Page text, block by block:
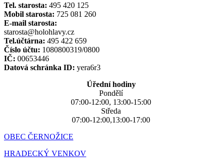
Tel. starosta: 495 420 125
Mobil starosta: 725 081 260
E-mail starosta:
starosta@holohlavy.cz
Tel.účtárna: 495 422 659
Číslo účtu: 1080800319/0800
IČ: 00653446
Datová schránka ID: yera6r3
Úřední hodiny
Pondělí
07:00-12:00, 13:00-15:00
Středa
07:00-12:00,13:00-17:00
OBEC ČERNOŽICE
HRADECKÝ VENKOV